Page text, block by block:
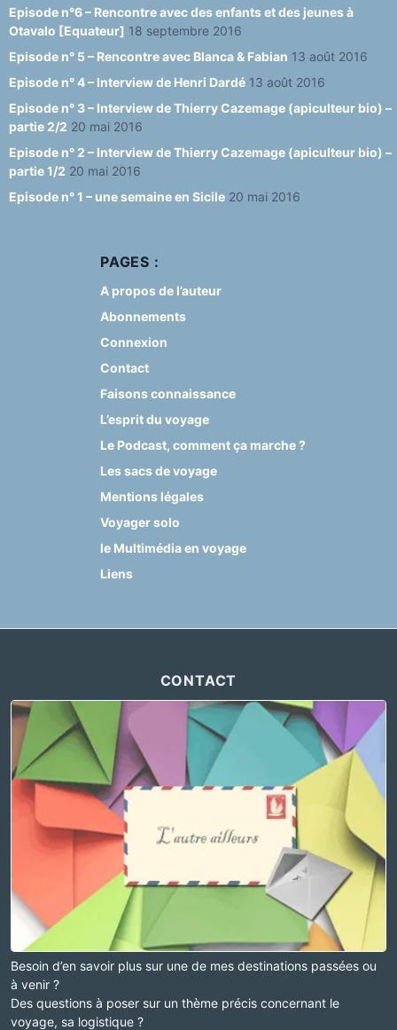
Episode n°6 – Rencontre avec des enfants et des jeunes à
Otavalo [Equateur] 18 septembre 2016
Episode n° 5 – Rencontre avec Blanca & Fabian 13 août 2016
Episode n° 4 – Interview de Henri Dardé 13 août 2016
Episode n° 3 – Interview de Thierry Cazemage (apiculteur bio) –
partie 2/2 20 mai 2016
Episode n° 2 – Interview de Thierry Cazemage (apiculteur bio) –
partie 1/2 20 mai 2016
Episode n° 1 – une semaine en Sicile 20 mai 2016
PAGES :
A propos de l’auteur
Abonnements
Connexion
Contact
Faisons connaissance
L’esprit du voyage
Le Podcast, comment ça marche ?
Les sacs de voyage
Mentions légales
Voyager solo
le Multimédia en voyage
Liens
CONTACT
Besoin d’en savoir plus sur une de mes destinations passées ou
à venir ?
Des questions à poser sur un thème précis concernant le
voyage, sa logistique ?